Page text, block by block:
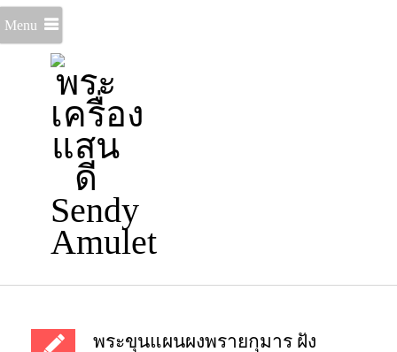
Menu
พระขุนแผนผงพรายกุมาร ฝัง